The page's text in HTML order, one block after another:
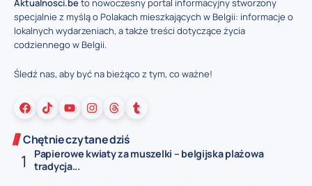
Aktualnosci.beto nowoczesny portal informacyjny stworzony
specjalnie z myślą o Polakach mieszkających w Belgii: informacje o
lokalnych wydarzeniach, a także treści dotyczące życia
codziennego w Belgii.
Śledź nas, aby być na bieżąco z tym, co ważne!
Chętnie czytane dziś
Papierowe kwiaty za muszelki – belgijska plażowa
tradycja...